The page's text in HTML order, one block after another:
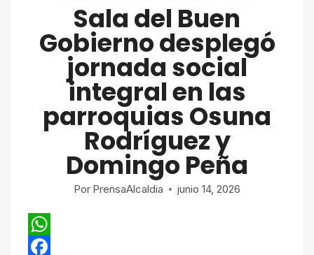
Sala del Buen
Gobierno desplegó
jornada social
integral en las
parroquias Osuna
Rodríguez y
Domingo Peña
Por PrensaAlcaldia junio 14, 2026
W